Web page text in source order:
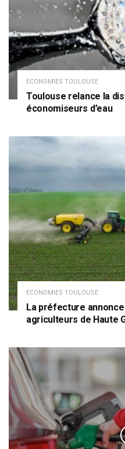
ECONOMIES TOULOUSE
Toulouse relance la
économiseurs d’eau
ECONOMIES TOULOUSE
La préfecture
agriculteurs de Haute